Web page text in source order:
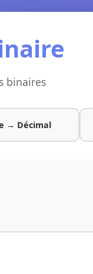
binaires
→ Décimal